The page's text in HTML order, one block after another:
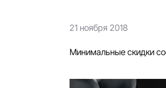
21 ноября 2018
Минимальные скидки